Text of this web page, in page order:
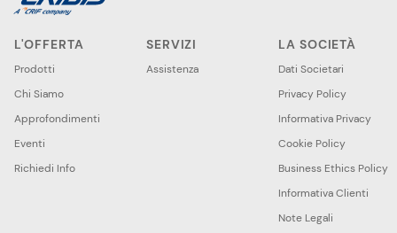
L'OFFERTA
Prodotti
Chi Siamo
Approfondimenti
Eventi
Richiedi Info
SERVIZI
Assistenza
LA SOCIETÀ
Dati Societari
Privacy Policy
Informativa Privacy
Cookie Policy
Business Ethics Policy
Informativa Clienti
Note Legali